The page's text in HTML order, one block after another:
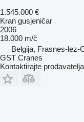
1.545.000 €
Kran gusjeničar
2006
18.000 m/č
Belgija, Frasnes-lez-
GST Cranes
Kontaktirajte prodavatelja